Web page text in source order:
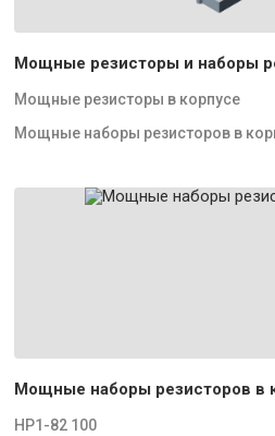
Мощные резисторы и наборы
Мощные резисторы в корпусе
Мощные наборы резисторов в
Мощные наборы резисторов в
НР1-82 100